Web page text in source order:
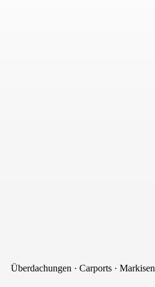
Überdachungen · Carports · Markisen